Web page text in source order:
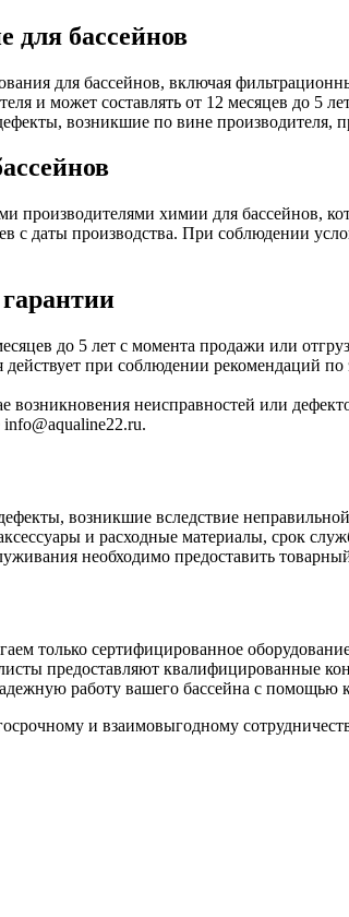
для бассейнов
для бассейнов, включая
и может составлять от 12 месяцев до
возникшие по вине
производителями химии для бассейнов,
с даты производства. При соблюдении
до 5 лет с момента продажи или
действует при соблюдении рекомендаций
возникновения неисправностей или
возникшие вследствие
и расходные материалы, срок
необходимо предоставить
только сертифицированное
предоставляют квалифицированные
работу вашего бассейна с помощью
и взаимовыгодному